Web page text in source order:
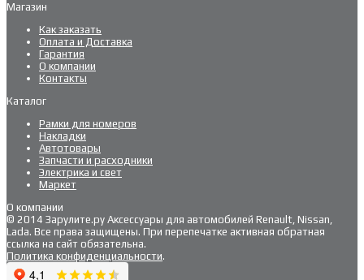
Магазин
Как заказать
Оплата и Доставка
Гарантия
О компании
Контакты
Каталог
Рамки для номеров
Накладки
Автотовары
Запчасти и расходники
Электрика и свет
Маркет
О компании
© 2014 Зарулите.ру Аксессуары для автомобилей Renault, Nissan,
Lada. Все права защищены. При перепечатке активная обратная
ссылка на сайт обязательна.
Политика конфиденциальности.